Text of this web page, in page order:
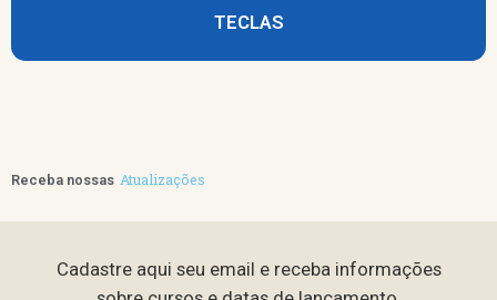
TECLAS
Receba nossas Atualizações
Cadastre aqui seu email e receba informações